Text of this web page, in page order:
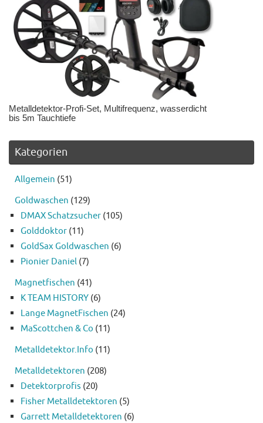
Metalldetektor-Profi-Set, Multifrequenz, wasserdicht
bis 5m Tauchtiefe
Kategorien
Allgemein (51)
Goldwaschen (129)
DMAX Schatzsucher (105)
Golddoktor (11)
GoldSax Goldwaschen (6)
Pionier Daniel (7)
Magnetfischen (41)
K TEAM HISTORY (6)
Lange MagnetFischen (24)
MaScottchen & Co (11)
Metalldetektor.Info (11)
Metalldetektoren (208)
Detektorprofis (20)
Fisher Metalldetektoren (5)
Garrett Metalldetektoren (6)